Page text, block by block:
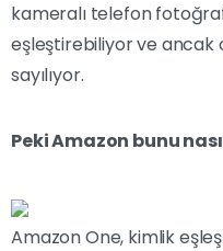
kameralı telefon
eşleştirebiliyor ve ancak
sayılıyor.
Peki Amazon bunu
Amazon One, kimlik